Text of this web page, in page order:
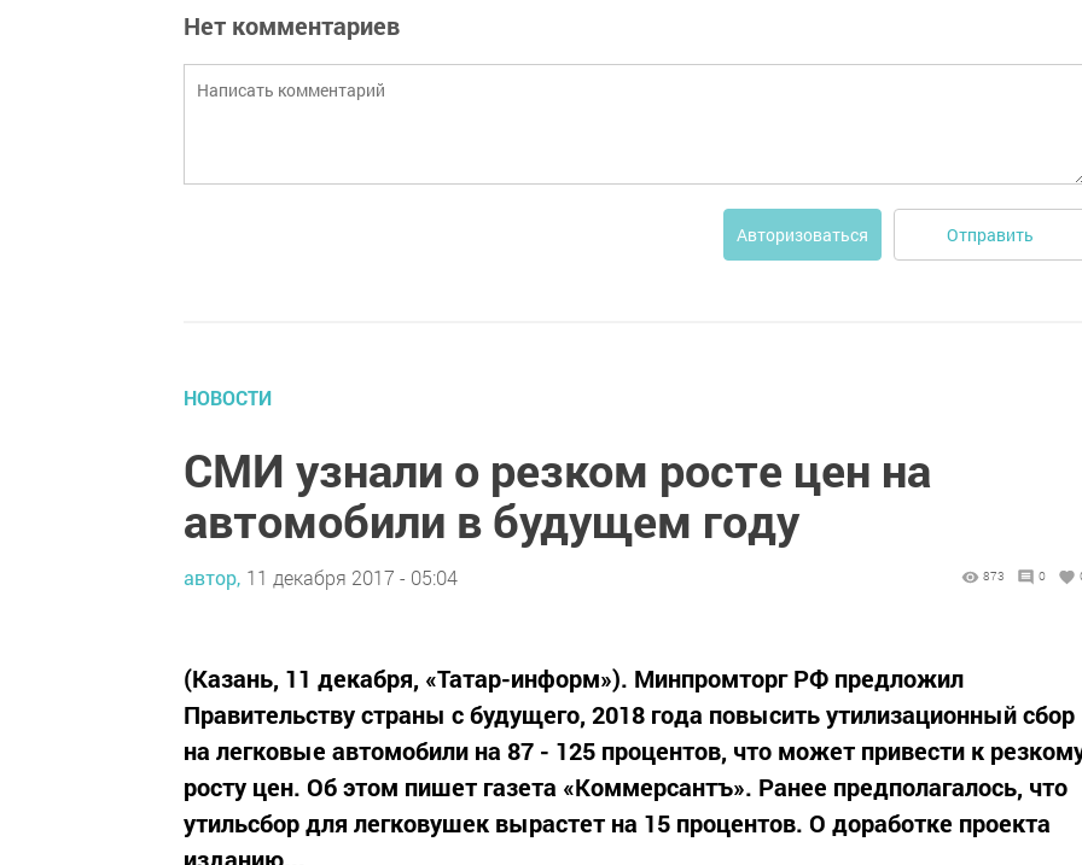
Нет комментариев
Авторизоваться Отправить
НОВОСТИ
СМИ узнали о резком росте цен на
автомобили в будущем году
автор, 11 декабря 2017 - 05:04 873 0
(Казань, 11 декабря, «Татар-информ»). Минпромторг РФ предложил
Правительству страны с будущего, 2018 года повысить утилизационный сбор
на легковые автомобили на 87 - 125 процентов, что может привести к
росту цен. Об этом пишет газета «Коммерсантъ». Ранее предполагалось, что
утильсбор для легковушек вырастет на 15 процентов. О доработке проекта